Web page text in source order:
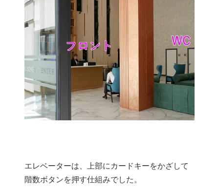
エレベーターは、上部にカードキーをかざして
階数ボタンを押す仕組みでした。